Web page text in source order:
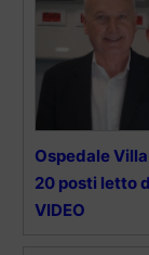
Ospedale
20 posti letto
VIDEO